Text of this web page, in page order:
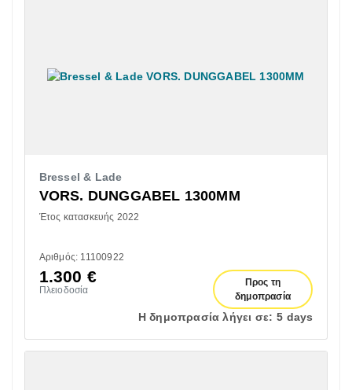
Bressel & Lade
VORS. DUNGGABEL 1300MM
Έτος κατασκευής 2022
Αριθμός: 11100922
1.300 €
Πλειοδοσία
Προς τη
δημοπρασία
Η δημοπρασία λήγει σε: 5 days